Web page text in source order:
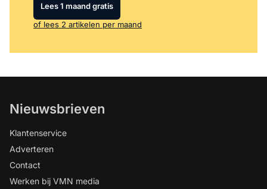
Lees 1 maand gratis
of lees 2 artikelen per maand
Nieuwsbrieven
Klantenservice
Adverteren
Contact
Werken bij VMN media